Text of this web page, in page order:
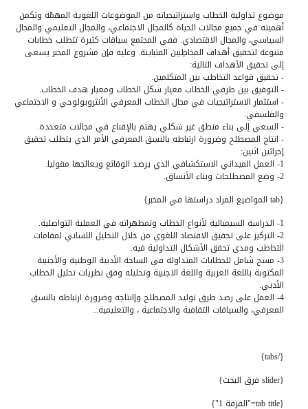
موضوع تداولية الخطاب واستراتيجياته من الموضوعات اللغوية المهمّة وتكمن
أهميته في جميع مجالات الحياة كالمجال الاجتماعي، والمجال التعليمي والمجال
السياسي، والمجال الاقتصادي. ففي المجتمع سياقات كثيرة تتطلب خطابات
متنوعة لتحقيق أهداف المخاطِبين المتباينة. وعليه فإن مشروع المخبر يسعى
إلى تحقيق الأهداف التالية:
- تحقيق قواعد التخاطب بين المتكلمين.
- التوفيق بين طرفي الخطاب معيار شكل الخطاب ومعيار هدف الخطاب.
- استثمار الاستراتيجيات في مجال الخطاب المعرفي الأنثروبولوجي و الاجتماعي
والفلسفي.
- السعي إلى بناء منطق غير شكلي يهتم بالإقناع في مجالات متعددة.
- انتاج المصطلح وضرورة ارتباطه بالنسق المعرفي الأمر الذي يتطلب تحقيق
إجرائين اثنين:
1- العمل الميداني الاستكشافي الذي يرصد الوقائع ويعالجها مقوليا.
2- وضع المصطلحات وبناء الأنساق.
{tab المواضيع المراد دراستها في المخبر}
1- الدراسة السيميائية لأنواع الخطاب وتمظهراته في العملية التواصلية.
2- التركيز على تحقيق الاقتصاد اللغوي من خلال التحليل اللساني لمقامات
التخاطب ومدى تحقق الأشكال التداولية فيه.
3- مسح شامل للخطابات المتداولة في الساحة الأدبية الوطنية والأجنبية
المكتوبة باللغة العربية واللغة الاجنبية وتحليله وفق نظريات تحليل الخطاب
الأدبي.
4- العمل على رصد طرق توليد المصطلح وإانتاجه وضرورة ارتباطه بالنسق
المعرفي، والسياقات الثقافية والاجتماعية ، والتعليمية...
{/tabs}
{slider فرق البحث}
{tab title="الفرقة 1"}